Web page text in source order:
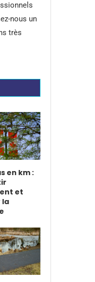
nous un
très
en km :
et
la